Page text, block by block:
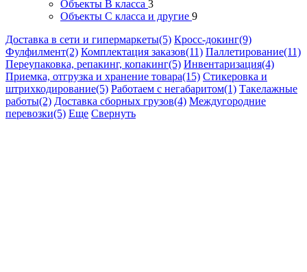
Объекты B класса 3
Объекты С класса и другие 9
Доставка в сети и гипермаркеты(5) Кросс-докинг(9)
Фулфилмент(2) Комплектация заказов(11) Паллетирование(11)
Переупаковка, репакинг, копакинг(5) Инвентаризация(4)
Приемка, отгрузка и хранение товара(15) Стикеровка и
штрихкодирование(5) Работаем с негабаритом(1) Такелажные
работы(2) Доставка сборных грузов(4) Междугородние
перевозки(5) Еще Свернуть